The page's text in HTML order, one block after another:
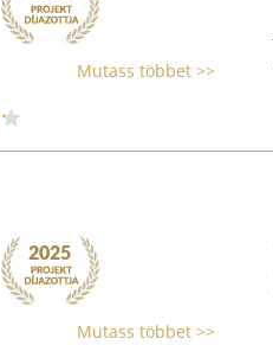
Mutass többet >>
Mutass többet >>